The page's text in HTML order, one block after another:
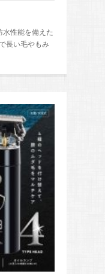
水性能を備えた
長い毛やもみ